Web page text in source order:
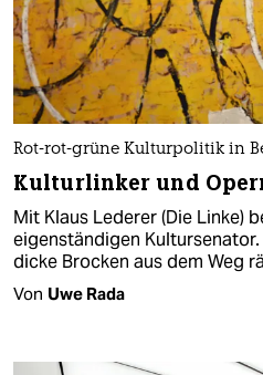
Rot-rot-grüne Kulturpolitik in
Kulturlinker und
Mit Klaus Lederer (Die Linke)
eigenständigen
dicke Brocken aus dem Weg
Von Uwe Rada